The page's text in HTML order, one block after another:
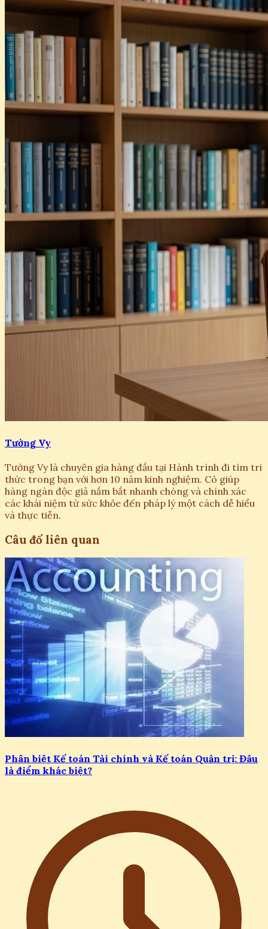
Tường Vy
Tường Vy là chuyên gia hàng đầu tại Hành trình đi tìm tri
thức trong bạn với hơn 10 năm kinh nghiệm. Cô giúp
hàng ngàn độc giả nắm bắt nhanh chóng và chính xác
các khái niệm từ sức khỏe đến pháp lý một cách dễ hiểu
và thực tiễn.
Câu đố liên quan
Phân biệt Kế toán Tài chính và Kế toán Quản trị: Đâu
là điểm khác biệt?